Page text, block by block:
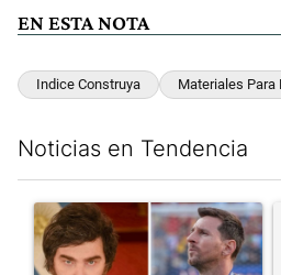
EN ESTA NOTA
Indice Construya Materiales Para
Noticias en Tendencia
Un artículo de tendencia con el